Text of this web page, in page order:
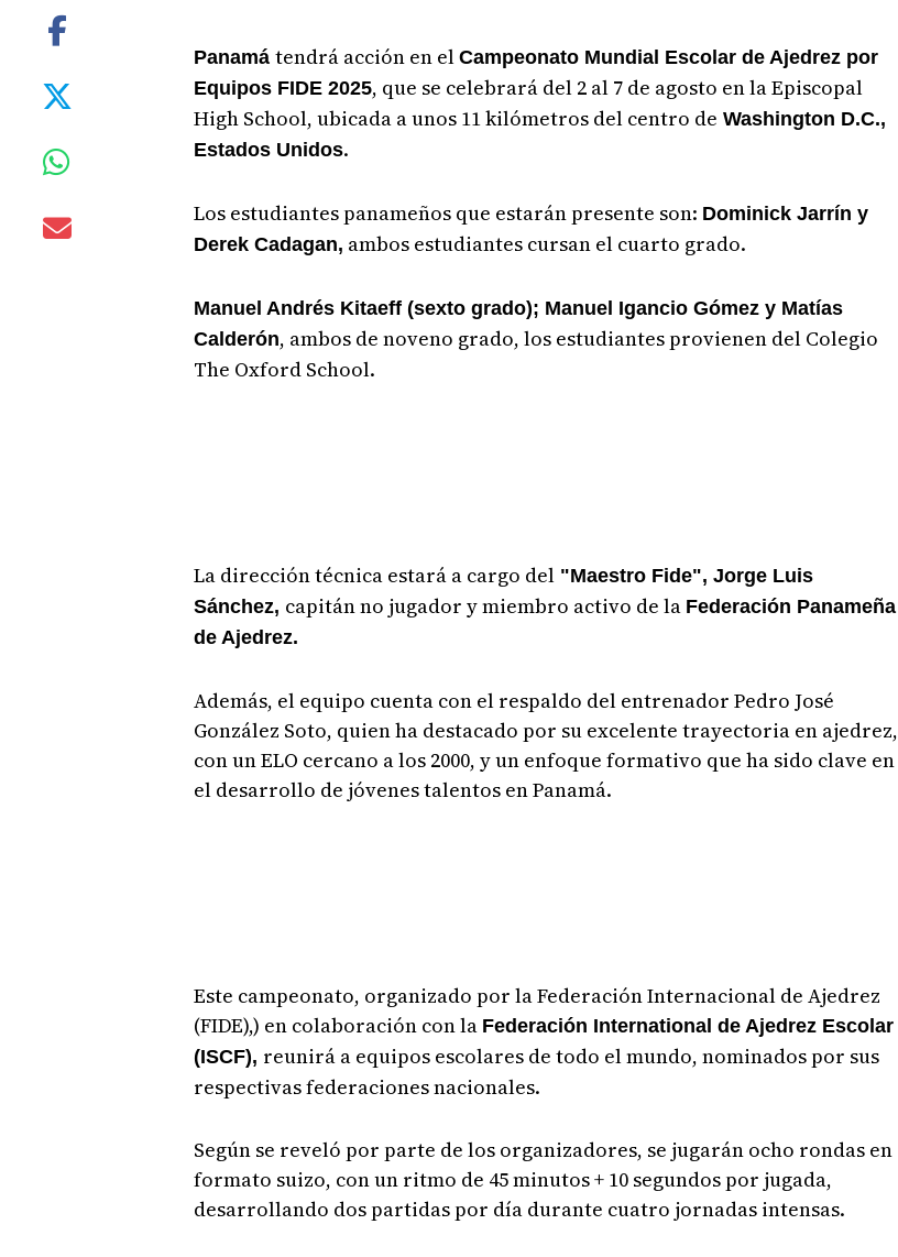
Panamá tendrá acción en el Campeonato Mundial Escolar de Ajedrez por
Equipos FIDE 2025, que se celebrará del 2 al 7 de agosto en la Episcopal
High School, ubicada a unos 11 kilómetros del centro de Washington D.C.,
Estados Unidos.
Los estudiantes panameños que estarán presente son: Dominick Jarrín y ️
Derek Cadagan, ambos estudiantes cursan el cuarto grado.
Manuel Andrés Kitaeff (sexto grado); Manuel Igancio Gómez y Matías
Calderón, ambos de noveno grado, los estudiantes provienen del Colegio
The Oxford School.
La dirección técnica estará a cargo del"Maestro Fide", Jorge Luis
Sánchez, capitán no jugador y miembro activo de la Federación Panameña
de Ajedrez.
Además, el equipo cuenta con el respaldo del entrenador Pedro José
González Soto, quien ha destacado por su excelente trayectoria en ajedrez,
con un ELO cercano a los 2000, y un enfoque formativo que ha sido clave en
el desarrollo de jóvenes talentos en Panamá.
Este campeonato, organizado por la Federación Internacional de Ajedrez
(FIDE),) en colaboración con la Federación International de Ajedrez Escolar
(ISCF), reunirá a equipos escolares de todo el mundo, nominados por sus
respectivas federaciones nacionales.
Según se reveló por parte de los organizadores, se jugarán ocho rondas en
formato suizo, con un ritmo de 45 minutos + 10 segundos por jugada,
desarrollando dos partidas por día durante cuatro jornadas intensas.